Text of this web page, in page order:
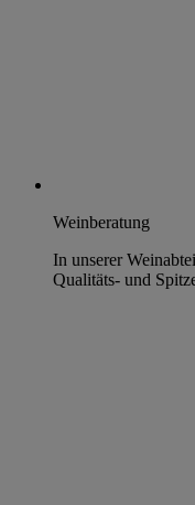
Weinberatung
In unserer
Qualitäts- und